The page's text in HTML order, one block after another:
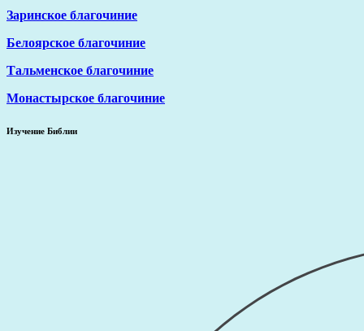
Заринское благочиние
Белоярское благочиние
Тальменское благочиние
Монастырское благочиние
Изучение Библии